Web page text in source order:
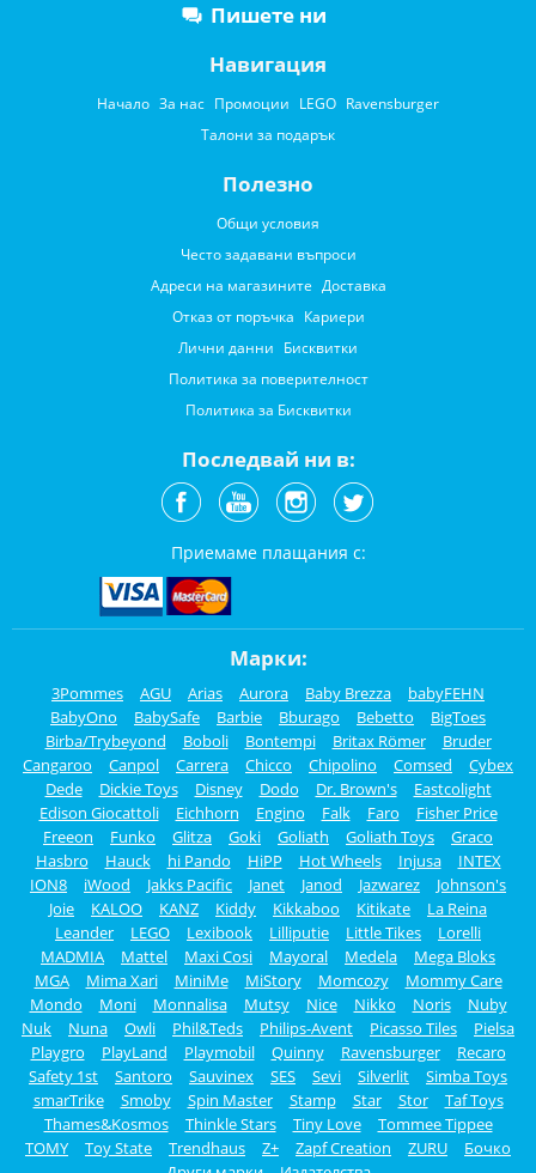
Пишете ни
Навигация
Начало За нас Промоции LEGO Ravensburger
Талони за подарък
Полезно
Общи условия
Често задавани въпроси
Адреси на магазините Доставка
Отказ от поръчка Кариери
Лични данни Бисквитки
Политика за поверителност
Политика за Бисквитки
Последвай ни в:
Приемаме плащания с:
Марки:
3Pommes AGU Arias Aurora Baby Brezza
babyFEHN
BabyOno
BabySafe Barbie Bburago Bebetto
BigToes
Birba/Trybeyond
Boboli Bontempi Britax Römer
Bruder
Cangaroo
Canpol Carrera Chicco Chipolino Comsed
Cybex
Dede
Dickie Toys Disney Dodo Dr. Brown's
Eastcolight
Edison Giocattoli
Eichhorn Engino Falk Faro
Fisher Price
Freeon
Funko Glitza Goki Goliath Goliath Toys
Graco
Hasbro
Hauck hi Pando HiPP Hot Wheels Injusa
INTEX
ION8
iWood Jakks Pacific Janet Janod Jazwarez
Johnson's
Joie
KALOO KANZ Kiddy Kikkaboo Kitikate
La Reina
Leander
LEGO Lexibook Lilliputie Little Tikes
Lorelli
MADMIA
Mattel Maxi Cosi Mayoral Medela
Mega Bloks
MGA
Mima Xari MiniMe MiStory Momcozy
Mommy Care
Mondo
Moni Monnalisa Mutsy Nice Nikko Noris
Nuby
Nuk
Nuna Owli Phil&Teds Philips-Avent Picasso Tiles
Pielsa
Playgro
PlayLand Playmobil Quinny Ravensburger
Recaro
Safety 1st
Santoro Sauvinex SES Sevi Silverlit
Simba Toys
smarTrike
Smoby Spin Master Stamp Star Stor
Taf Toys
Thames&Kosmos
Thinkle Stars Tiny Love
Tommee Tippee
TOMY
Toy State Trendhaus Z+ Zapf Creation ZURU
Бочко